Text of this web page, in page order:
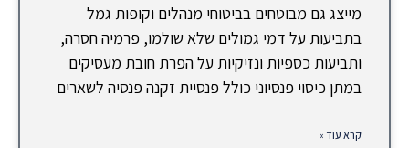
מייצג גם מבוטחים בביטוחי מנהלים וקופות גמל
בתביעות על דמי גמולים שלא שולמו, פרמיה חסרה,
ותביעות כספיות ונזיקיות על הפרת חובת מעסיקים
במתן כיסוי פנסיוני כולל פנסיית זקנה פנסיה לשארים
קרא עוד »